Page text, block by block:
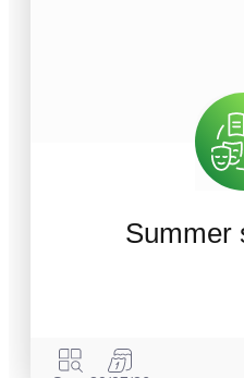
Summer